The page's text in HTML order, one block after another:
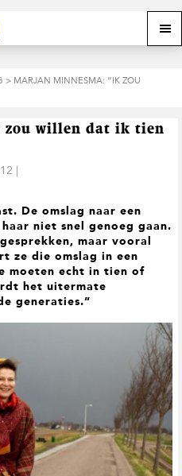
M
> MARJAN MINNESMA: “IK ZOU
zou willen dat ik tien
|
De omslag naar een
niet snel genoeg gaan.
maar vooral
ze die omslag in een
moeten echt in tien of
het uitermate
generaties.”